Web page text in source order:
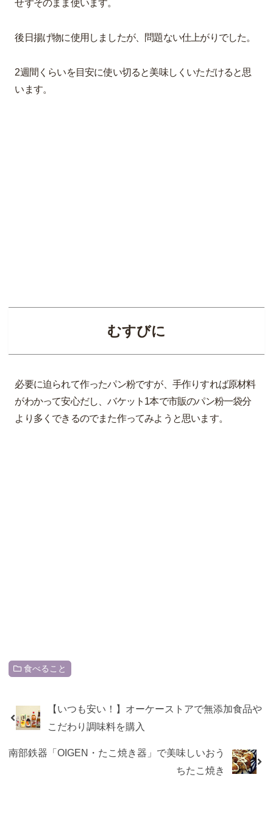
せずそのまま使います。
後日揚げ物に使用しましたが、問題ない仕上がりでした。
2週間くらいを目安に使い切ると美味しくいただけると思
います。
むすびに
必要に迫られて作ったパン粉ですが、手作りすれば原材料
がわかって安心だし、バケット1本で市販のパン粉一袋分
より多くできるのでまた作ってみようと思います。
食べること
【いつも安い！】オーケーストアで無添加食品や
こだわり調味料を購入
南部鉄器「OIGEN・たこ焼き器」で美味しいおう
ちたこ焼き